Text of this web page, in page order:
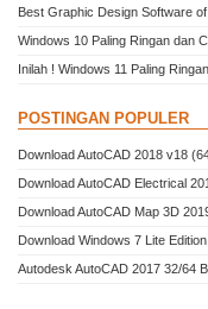
Best Graphic Design Software
Windows 10 Paling Ringan dan
Inilah ! Windows 11 Paling
POSTINGAN POPULER
Download AutoCAD 2018 v18
Download AutoCAD Electrical
Download AutoCAD Map 3D
Download Windows 7 Lite
Autodesk AutoCAD 2017 32/64